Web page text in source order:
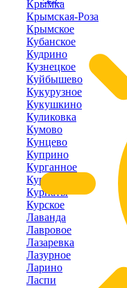
Крымка
Крымская-Роза
Крымское
Кубанское
Кудрино
Кузнецкое
Куйбышево
Кукурузное
Кукушкино
Куликовка
Кумово
Кунцево
Куприно
Курганное
Курортное
Курпаты
Курское
Лаванда
Лавровое
Лазаревка
Лазурное
Ларино
Ласпи